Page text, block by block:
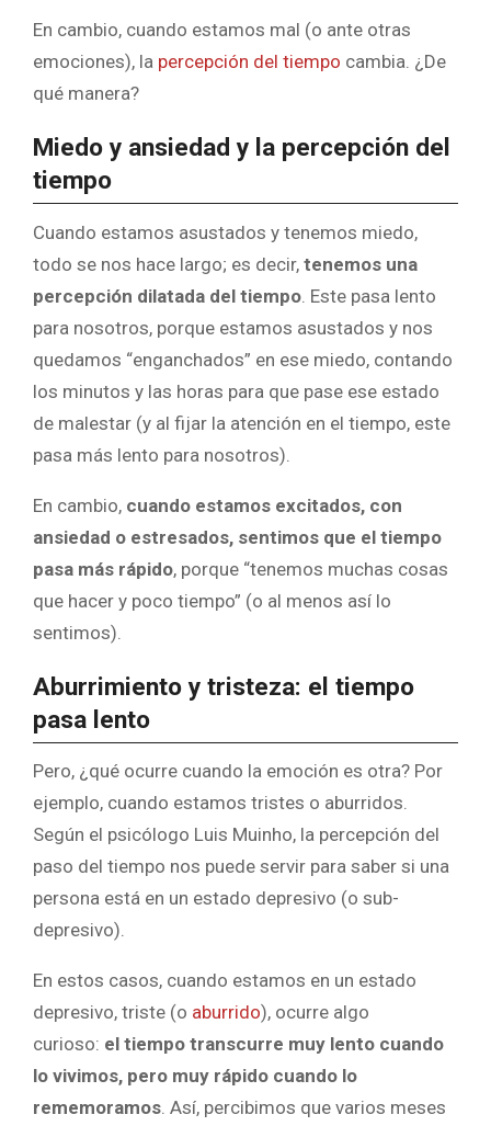
En cambio, cuando estamos mal (o ante otras
emociones), la percepción del tiempo cambia. ¿De
qué manera?
Miedo y ansiedad y la percepción del
tiempo
Cuando estamos asustados y tenemos miedo,
todo se nos hace largo; es decir, tenemos una
percepción dilatada del tiempo . Este pasa lento
para nosotros, porque estamos asustados y nos
quedamos “enganchados” en ese miedo, contando
los minutos y las horas para que pase ese estado
de malestar (y al fijar la atención en el tiempo, este
pasa más lento para nosotros).
En cambio, cuando estamos excitados, con
ansiedad o estresados, sentimos que el tiempo
pasa más rápido, porque “tenemos muchas cosas
que hacer y poco tiempo” (o al menos así lo
sentimos).
Aburrimiento y tristeza: el tiempo
pasa lento
Pero, ¿qué ocurre cuando la emoción es otra? Por
ejemplo, cuando estamos tristes o aburridos.
Según el psicólogo Luis Muinho, la percepción del
paso del tiempo nos puede servir para saber si una
persona está en un estado depresivo (o sub-
depresivo).
En estos casos, cuando estamos en un estado
depresivo, triste (o aburrido), ocurre algo
curioso: el tiempo transcurre muy lento cuando
lo vivimos, pero muy rápido cuando lo
rememoramos . Así, percibimos que varios meses